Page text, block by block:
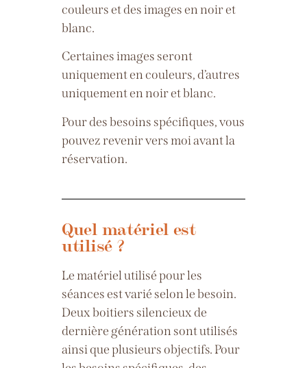
couleurs et des images en noir et
blanc.
Certaines images seront
uniquement en couleurs, d’autres
uniquement en noir et blanc.
Pour des besoins spécifiques, vous
pouvez revenir vers moi avant la
réservation.
Quel matériel est
utilisé ?
Le matériel utilisé pour les
séances est varié selon le besoin.
Deux boitierssilencieuxde
dernière génération sont utilisés
ainsi que plusieurs objectifs. Pour